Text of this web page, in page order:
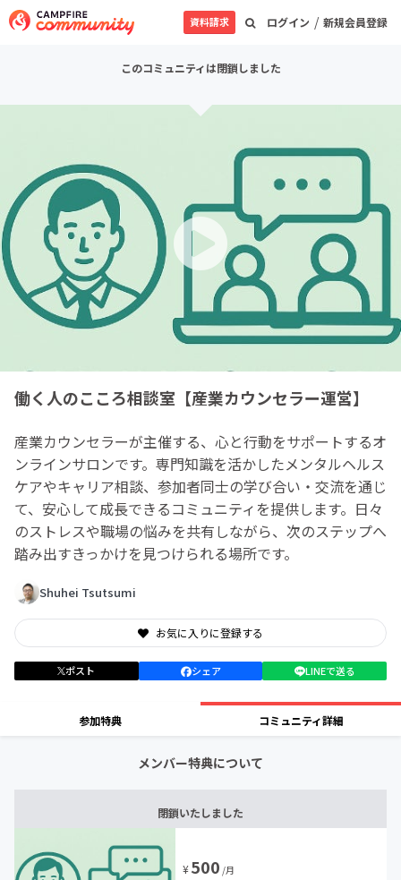
ログイン / 新規会員登録
資料請求
このコミュニティは閉鎖しました
働く人のこころ相談室【産業カウンセラー運営】
産業カウンセラーが主催する、心と行動をサポートするオ
ンラインサロンです。専門知識を活かしたメンタルヘルス
ケアやキャリア相談、参加者同士の学び合い・交流を通じ
て、安心して成長できるコミュニティを提供します。日々
のストレスや職場の悩みを共有しながら、次のステップへ
踏み出すきっかけを見つけられる場所です。
Shuhei Tsutsumi
お気に入りに登録する
ポスト シェア LINEで送る
参加特典 コミュニティ詳細
メンバー特典について
閉鎖いたしました
¥500 /月